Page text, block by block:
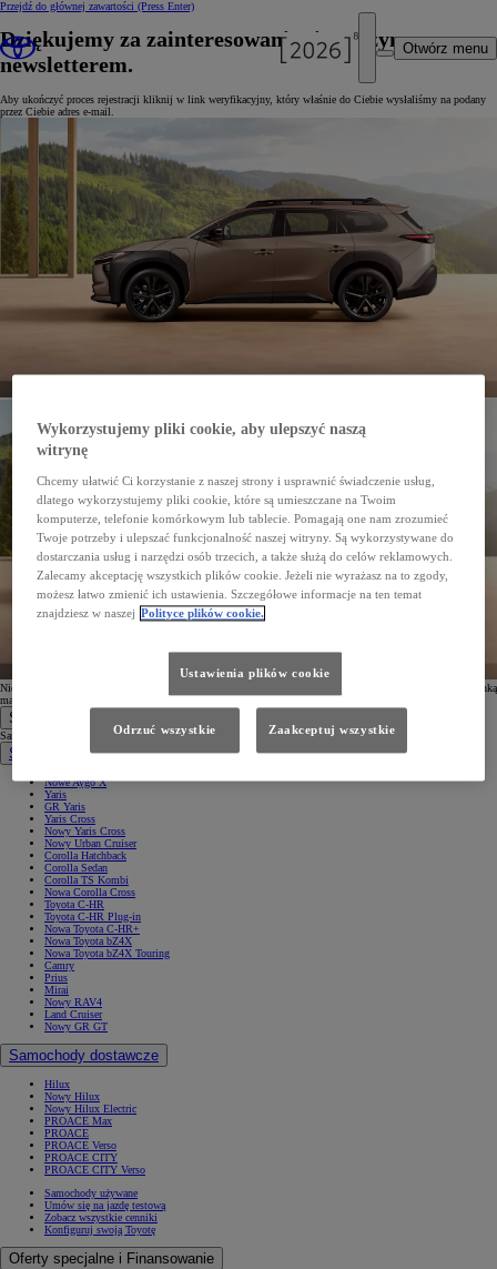
Przejdź do głównej zawartości (Press Enter)
Otwórz menu
Dziękujemy za zainteresowanie się naszym
newsletterem.
Aby ukończyć proces rejestracji kliknij w link weryfikacyjny, który właśnie do Ciebie wysłaliśmy na podany
przez Ciebie adres e-mail.
Nie otrzymałeś wiadomości? Nie zapomnij sprawdzić folderu spam. W przypadku problemów z Twoją skrzynką
mailową, możesz również ponowić
Samochody
Samochody
Samochody osobowe
Nowe Aygo X
Yaris
GR Yaris
Yaris Cross
Nowy Yaris Cross
Nowy Urban Cruiser
Corolla Hatchback
Corolla Sedan
Corolla TS Kombi
Nowa Corolla Cross
Toyota C-HR
Toyota C-HR Plug-in
Nowa Toyota C-HR+
Nowa Toyota bZ4X
Nowa Toyota bZ4X Touring
Camry
Prius
Mirai
Nowy RAV4
Land Cruiser
Nowy GR GT
Samochody dostawcze
Hilux
Nowy Hilux
Nowy Hilux Electric
PROACE Max
PROACE
PROACE Verso
PROACE CITY
PROACE CITY Verso
Samochody używane
Umów się na jazdę testową
Zobacz wszystkie cenniki
Konfiguruj swoją Toyotę
Oferty specjalne i Finansowanie
Wykorzystujemy pliki cookie, aby ulepszyć naszą
witrynę
Chcemy ułatwić Ci korzystanie z naszej strony i usprawnić świadczenie usług,
dlatego wykorzystujemy pliki cookie, które są umieszczane na Twoim
komputerze, telefonie komórkowym lub tablecie. Pomagają one nam zrozumieć
Twoje potrzeby i ulepszać funkcjonalność naszej witryny. Są wykorzystywane do
dostarczania usług i narzędzi osób trzecich, a także służą do celów reklamowych.
Zalecamy akceptację wszystkich plików cookie. Jeżeli nie wyrażasz na to zgody,
możesz łatwo zmienić ich ustawienia. Szczegółowe informacje na ten temat
znajdziesz w naszej Polityce plików cookie.
Ustawienia plików cookie
Odrzuć wszystkie Zaakceptuj wszystkie